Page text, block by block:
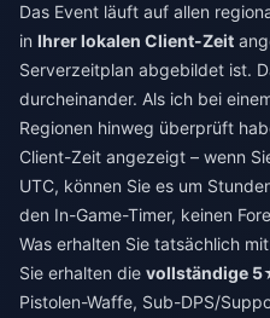
Das Event läuft auf allen
in Ihrer lokalen Client-Zeit
Serverzeitplan abgebildet ist.
durcheinander. Als ich bei
Regionen hinweg überprüft
Client-Zeit angezeigt – wenn
UTC, können Sie es um
den In-Game-Timer, keinen
Was erhalten Sie tatsächlich
Sie erhalten die vollständige
Pistolen-Waffe, Sub-DPS/